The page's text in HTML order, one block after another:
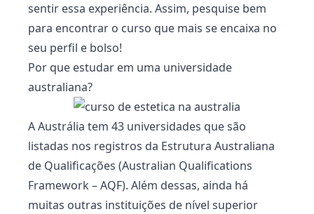
sentir essa experiência. Assim, pesquise bem
para encontrar o curso que mais se encaixa no
seu perfil e bolso!
Por que estudar em uma universidade
australiana?
A Austrália tem 43 universidades que são
listadas nos registros da Estrutura Australiana
de Qualificações (Australian Qualifications
Framework – AQF). Além dessas, ainda há
muitas outras instituições de nível superior